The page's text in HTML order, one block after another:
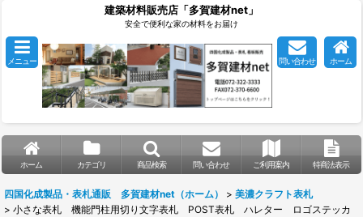
建築材料販売店「多賀建材net」
安全で便利な家の材料をお届け
メニュー 問い合わせ ホーム
ホーム カテゴリ 商品検索 問い合わせ ご利用案内 特商法表示
四国化成製品・表札通販 多賀建材net（ホーム） > 美濃クラフト表札
> 小さな表札 機能門柱用切り文字表札 POST表札 ハレター ロゴステッカ